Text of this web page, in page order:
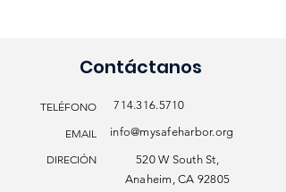
Contáctanos
TELÉFONO 714.316.5710
EMAIL info@mysafeharbor.org
DIRECIÓN
520 W South St,
Anaheim, CA 92805